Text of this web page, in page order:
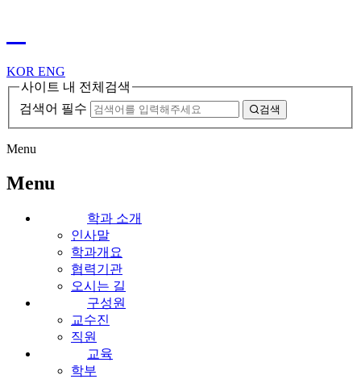
KOR ENG
사이트 내 전체검색
검색어 필수
검색
Menu
Menu
학과 소개
인사말
학과개요
협력기관
오시는 길
구성원
교수진
직원
교육
학부